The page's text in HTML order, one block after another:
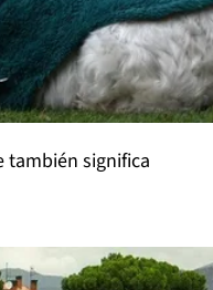
también significa